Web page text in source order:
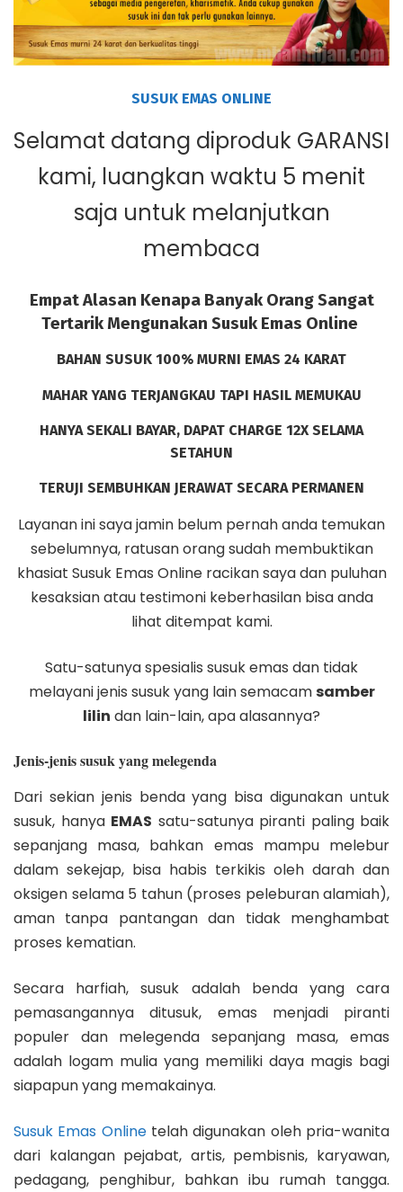
SUSUK EMAS ONLINE
Selamat datang diproduk GARANSI
kami, luangkan waktu 5 menit
saja untuk melanjutkan
membaca
Empat Alasan Kenapa Banyak Orang Sangat
Tertarik Mengunakan Susuk Emas Online
BAHAN SUSUK 100% MURNI EMAS 24 KARAT
MAHAR YANG TERJANGKAU TAPI HASIL MEMUKAU
HANYA SEKALI BAYAR, DAPAT CHARGE 12X SELAMA
SETAHUN
TERUJI SEMBUHKAN JERAWAT SECARA PERMANEN
Layanan ini saya jamin belum pernah anda temukan
sebelumnya, ratusan orang sudah membuktikan
khasiat Susuk Emas Online racikan saya dan puluhan
kesaksian atau testimoni keberhasilan bisa anda
lihat ditempat kami.
Satu-satunya spesialis susuk emas dan tidak
melayani jenis susuk yang lain semacamsamber
lilin dan lain-lain, apa alasannya?
Jenis-jenis susuk yang melegenda
Dari sekian jenis benda yang bisa digunakan untuk
susuk, hanya EMAS satu-satunya piranti paling baik
sepanjang masa, bahkan emas mampu melebur
dalam sekejap, bisa habis terkikis oleh darah dan
oksigen selama 5 tahun (proses peleburan alamiah),
aman tanpa pantangan dan tidak menghambat
proses kematian.
Secara harfiah, susuk adalah benda yang cara
pemasangannya ditusuk, emas menjadi piranti
populer dan melegenda sepanjang masa, emas
adalah logam mulia yang memiliki daya magis bagi
siapapun yang memakainya.
Susuk Emas Onlinetelah digunakan oleh pria-wanita
dari kalangan pejabat, artis, pembisnis, karyawan,
pedagang, penghibur, bahkan ibu rumah tangga.